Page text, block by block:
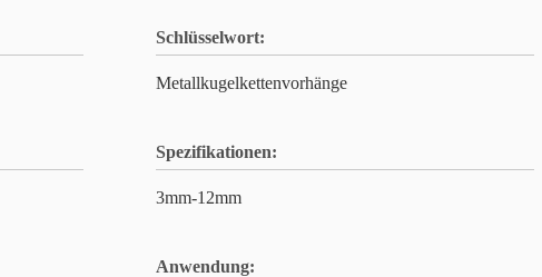
Schlüsselwort:
Metallkugelkettenvorhänge
Spezifikationen:
3mm-12mm
Anwendung: